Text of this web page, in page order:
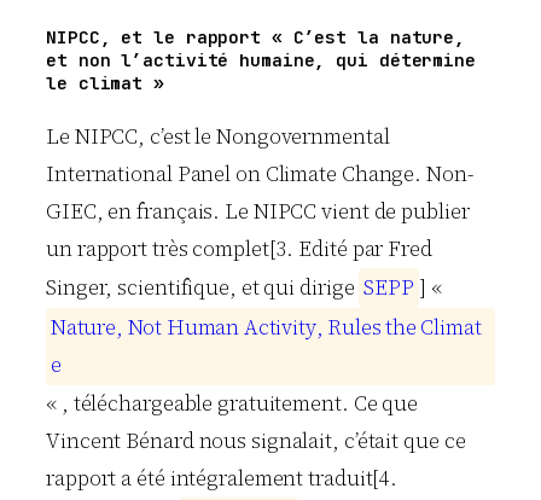
NIPCC, et le rapport « C’est la nature,
et non l’activité humaine, qui détermine
le climat »
Le NIPCC, c’est le Nongovernmental
International Panel on Climate Change. Non-
GIEC, en français. Le NIPCC vient de publier
un rapport très complet[3. Edité par Fred
Singer, scientifique, et qui dirige SEPP ] «
Nature, Not HumanActivity, Rulesthe Climat
e
« , téléchargeable gratuitement. Ce que
Vincent Bénard nous signalait, c’était que ce
rapport a été intégralement traduit[4.